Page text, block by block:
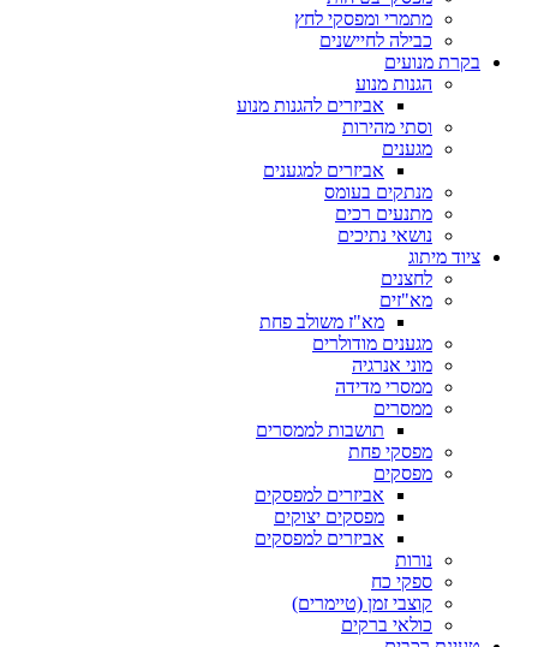
מתמרי ומפסקי לחץ
כבילה לחיישנים
בקרת מנועים
הגנות מנוע
אביזרים להגנות מנוע
וסתי מהירות
מגענים
אביזרים למגענים
מנתקים בעומס
מתנעים רכים
נושאי נתיכים
ציוד מיתוג
לחצנים
מא"זים
מא"ז משולב פחת
מגענים מודולרים
מוני אנרגיה
ממסרי מדידה
ממסרים
תושבות לממסרים
מפסקי פחת
מפסקים
אביזרים למפסקים
מפסקים יצוקים
אביזרים למפסקים
נורות
ספקי כח
קוצבי זמן (טיימרים)
כולאי ברקים